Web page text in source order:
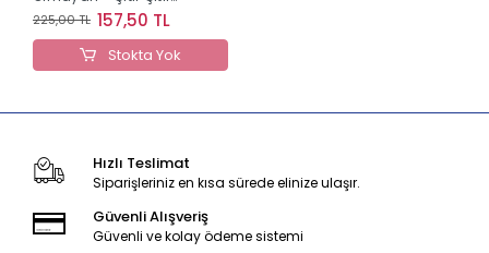
Felsefe 26
225,00 TL 157,50 TL
Stokta Yok
Hızlı Teslimat
Siparişleriniz en kısa sürede elinize ulaşır.
Güvenli Alışveriş
Güvenli ve kolay ödeme sistemi